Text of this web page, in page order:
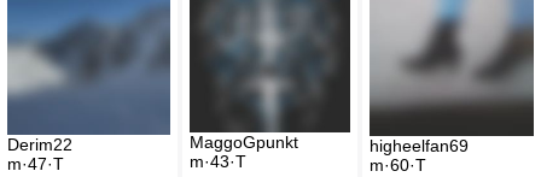
Derim22
m·47·T
MaggoGpunkt
m·43·T
higheelfan69
m·60·T